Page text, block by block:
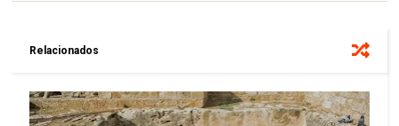
Relacionados